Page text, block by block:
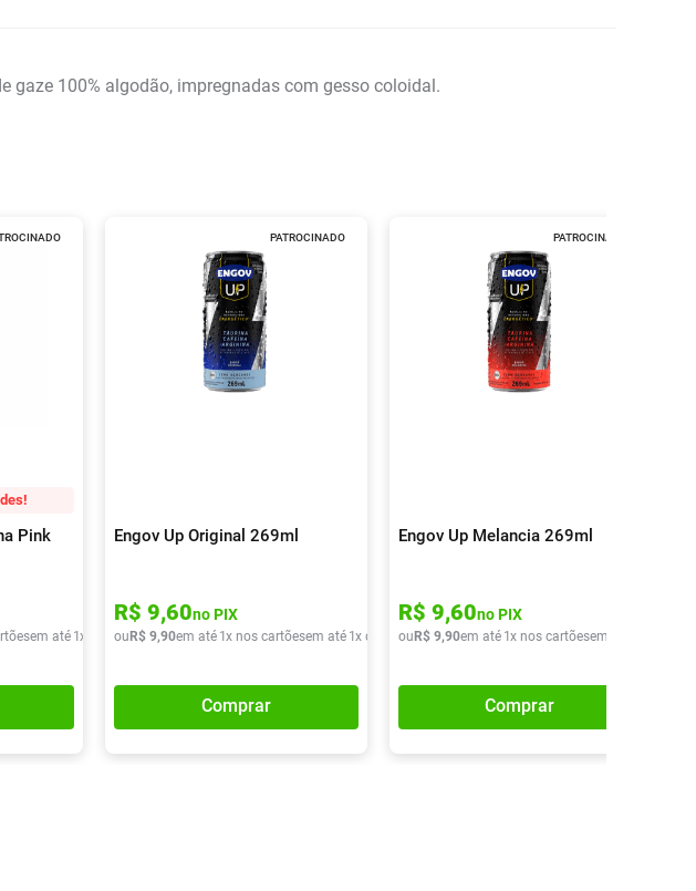
gaze 100% algodão, impregnadas com gesso coloidal.
Pink
em até 1x de R$ 13,90
PATROCINADO
Engov Up Original 269ml
R$ 9,60no PIX
ou R$ 9,90em até 1x nos cartõesem até 1x de R$ 9, 90
Comprar
PATROCINADO
Engov Up Melancia 269ml
R$ 9,60no PIX
ou R$ 9,90em até 1x nos cartõesem até
Comprar